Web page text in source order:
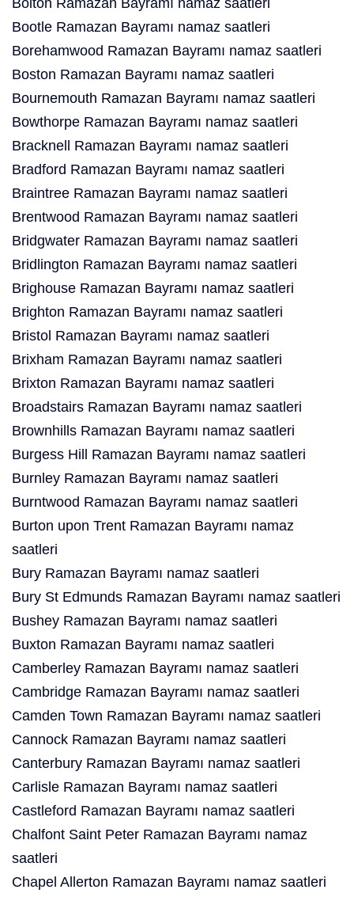
Bolton Ramazan Bayramı namaz saatleri
Bootle Ramazan Bayramı namaz saatleri
Borehamwood Ramazan Bayramı namaz saatleri
Boston Ramazan Bayramı namaz saatleri
Bournemouth Ramazan Bayramı namaz saatleri
Bowthorpe Ramazan Bayramı namaz saatleri
Bracknell Ramazan Bayramı namaz saatleri
Bradford Ramazan Bayramı namaz saatleri
Braintree Ramazan Bayramı namaz saatleri
Brentwood Ramazan Bayramı namaz saatleri
Bridgwater Ramazan Bayramı namaz saatleri
Bridlington Ramazan Bayramı namaz saatleri
Brighouse Ramazan Bayramı namaz saatleri
Brighton Ramazan Bayramı namaz saatleri
Bristol Ramazan Bayramı namaz saatleri
Brixham Ramazan Bayramı namaz saatleri
Brixton Ramazan Bayramı namaz saatleri
Broadstairs Ramazan Bayramı namaz saatleri
Brownhills Ramazan Bayramı namaz saatleri
Burgess Hill Ramazan Bayramı namaz saatleri
Burnley Ramazan Bayramı namaz saatleri
Burntwood Ramazan Bayramı namaz saatleri
Burton upon Trent Ramazan Bayramı namaz
saatleri
Bury Ramazan Bayramı namaz saatleri
Bury St Edmunds Ramazan Bayramı namaz saatleri
Bushey Ramazan Bayramı namaz saatleri
Buxton Ramazan Bayramı namaz saatleri
Camberley Ramazan Bayramı namaz saatleri
Cambridge Ramazan Bayramı namaz saatleri
Camden Town Ramazan Bayramı namaz saatleri
Cannock Ramazan Bayramı namaz saatleri
Canterbury Ramazan Bayramı namaz saatleri
Carlisle Ramazan Bayramı namaz saatleri
Castleford Ramazan Bayramı namaz saatleri
Chalfont Saint Peter Ramazan Bayramı namaz
saatleri
Chapel Allerton Ramazan Bayramı namaz saatleri